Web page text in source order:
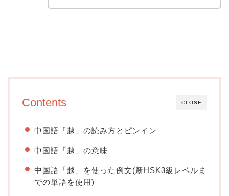
CLOSE
Contents
中国語「越」の読み方とピンイン
中国語「越」の意味
中国語「越」を使った例文(新HSK3級レベルま
での単語を使用)